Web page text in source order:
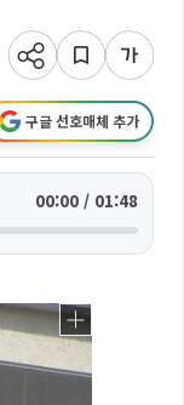
구글 선호매체 추가
00:00 / 01:48